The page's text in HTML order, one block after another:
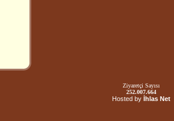
Ziyaretçi Sayısı
252.007.664
Hosted by İhlas Net